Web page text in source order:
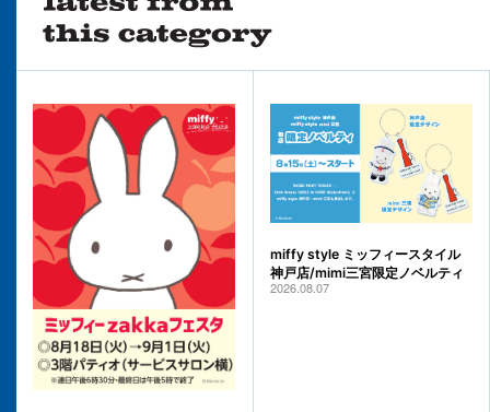
miffy style ミッフィースタイル
神戸店/mimi三宮限定ノベルティ
2026.08.07